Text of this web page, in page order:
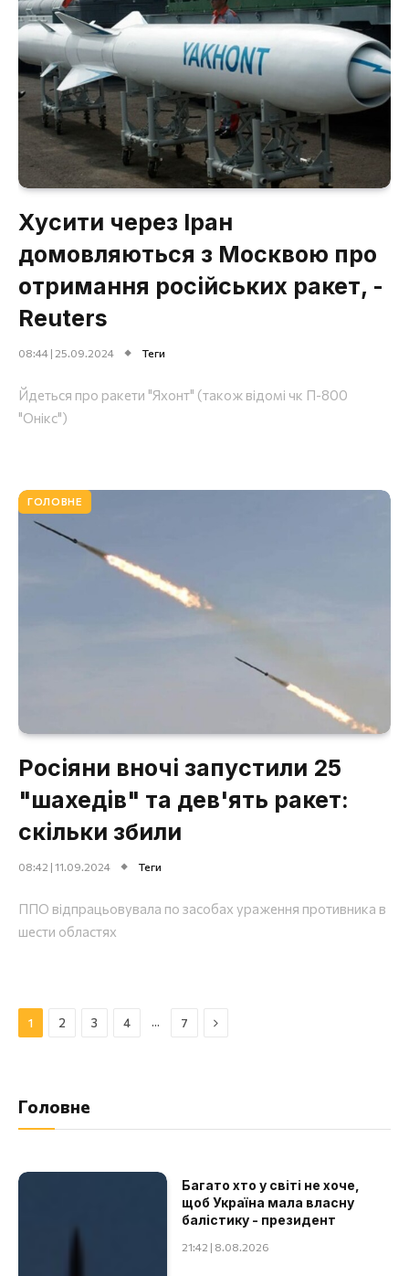
Хусити через Іран
домовляються з Москвою про
отримання російських ракет, -
Reuters
08:44 | 25.09.2024 Теги
Йдеться про ракети "Яхонт" (також відомі чк П-800
"Онікс")
ГОЛОВНЕ
Росіяни вночі запустили 25
"шахедів" та дев'ять ракет:
скільки збили
08:42 | 11.09.2024 Теги
ППО відпрацьовувала по засобах ураження противника в
шести областях
1 2 3 4 … 7 Далі
Головне
Багато хто у світі не хоче,
щоб Україна мала власну
балістику - президент
21:42 | 8.08.2026